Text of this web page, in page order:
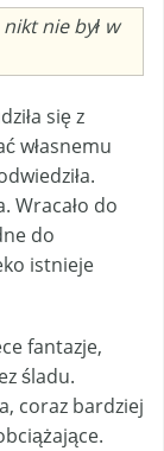
nie był w
się z
własnemu
Wracało do
do
istnieje
fantazje,
śladu.
coraz bardziej